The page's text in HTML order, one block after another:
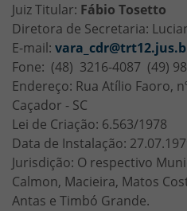
Juiz Titular: Fábio Tosetto
Diretora de Secretaria:
E-mail:
Fone: (48) 3216-4087 (49)
Endereço: Rua Atílio Faoro,
Caçador - SC
Lei de Criação: 6.563/1978
Data de Instalação:
Jurisdição: O respectivo
Calmon, Macieira, Matos
Antas e Timbó Grande.